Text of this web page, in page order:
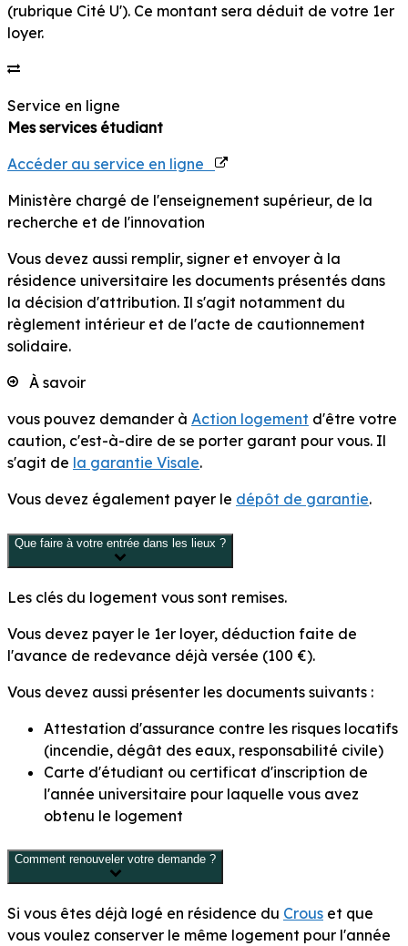
(rubrique Cité U'). Ce montant sera déduit de votre 1er
loyer.
Service en ligne
Mes services étudiant
Accéder au service en ligne
Ministère chargé de l'enseignement supérieur, de la
recherche et de l'innovation
Vous devez aussi remplir, signer et envoyer à la
résidence universitaire les documents présentés dans
la décision d'attribution. Il s'agit notamment du
règlement intérieur et de l'acte de cautionnement
solidaire.
À savoir
vous pouvez demander à Action logement d'être votre
caution, c'est-à-dire de se porter garant pour vous. Il
s'agit de la garantie Visale.
Vous devez également payer le dépôt de garantie.
Que faire à votre entrée dans les lieux ?
Les clés du logement vous sont remises.
Vous devez payer le 1er loyer, déduction faite de
l'avance de redevance déjà versée (100 €).
Vous devez aussi présenter les documents suivants :
Attestation d'assurance contre les risques locatifs
(incendie, dégât des eaux, responsabilité civile)
Carte d'étudiant ou certificat d'inscription de
l'année universitaire pour laquelle vous avez
obtenu le logement
Comment renouveler votre demande ?
Si vous êtes déjà logé en résidence du Crous et que
vous voulez conserver le même logement pour l'année